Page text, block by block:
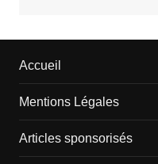
Accueil
Mentions Légales
Articles sponsorisés